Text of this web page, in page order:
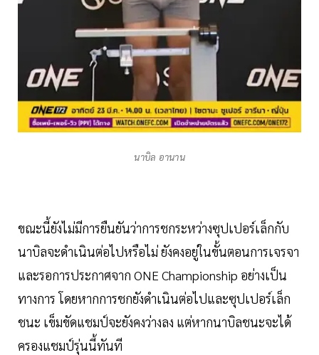
นาบิล อานาน
ขณะนี้ยังไม่มีการยืนยันว่าการชกระหว่างซุปเปอร์เล็กกับ
นาบิลจะดำเนินต่อไปหรือไม่ ยังคงอยู่ในขั้นตอนการเจรจา
และรอการประกาศจาก ONE Championship อย่างเป็น
ทางการ โดยหากการชกยังดำเนินต่อไปและซุปเปอร์เล็ก
ชนะ เข็มขัดแชมป์จะยังคงว่างลง แต่หากนาบิลชนะจะได้
ครองแชมป์รุ่นนี้ทันที